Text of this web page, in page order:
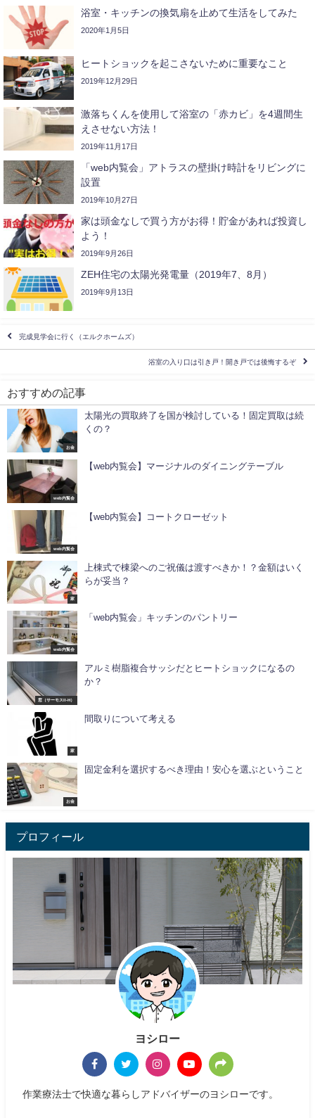
浴室・キッチンの換気扇を止めて生活をしてみた
2020年1月5日
ヒートショックを起こさないために重要なこと
2019年12月29日
激落ちくんを使用して浴室の「赤カビ」を4週間生
えさせない方法！
2019年11月17日
「web内覧会」アトラスの壁掛け時計をリビングに
設置
2019年10月27日
家は頭金なしで買う方がお得！貯金があれば投資し
よう！
2019年9月26日
ZEH住宅の太陽光発電量（2019年7、8月）
2019年9月13日
完成見学会に行く（エルクホームズ）
浴室の入り口は引き戸！開き戸では後悔するぞ
おすすめの記事
お金
太陽光の買取終了を国が検討している！固定買取は続
くの？
web内覧会
【web内覧会】マージナルのダイニングテーブル
web内覧会
【web内覧会】コートクローゼット
家
上棟式で棟梁へのご祝儀は渡すべきか！？金額はいく
らが妥当？
web内覧会
「web内覧会」キッチンのパントリー
窓（サーモスII-H）
アルミ樹脂複合サッシだとヒートショックになるの
か？
家
間取りについて考える
お金
固定金利を選択するべき理由！安心を選ぶということ
プロフィール
ヨシロー
作業療法士で快適な暮らしアドバイザーのヨシローです。